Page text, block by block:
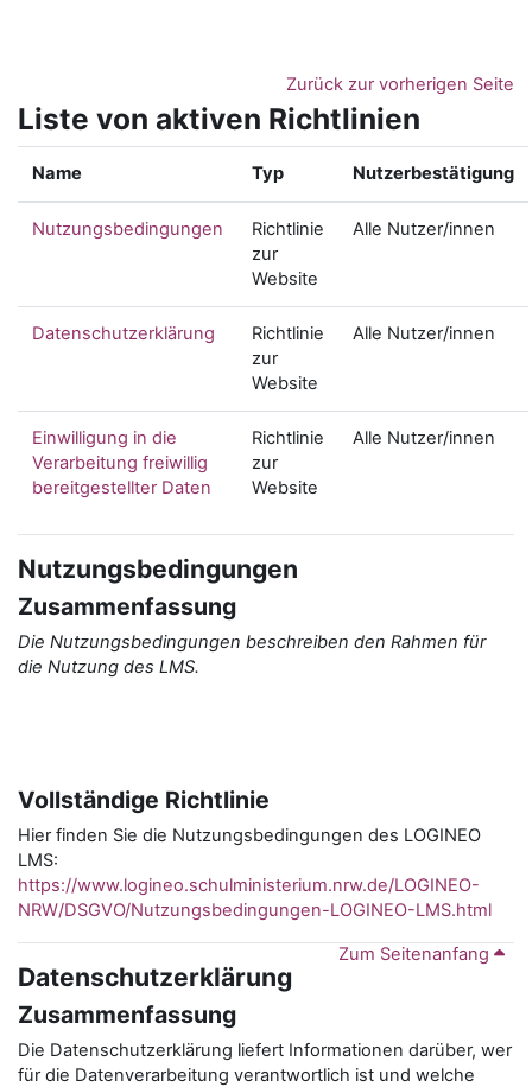
Zurück zur vorherigen Seite
Liste von aktiven Richtlinien
Name Typ Nutzerbestätigung
Nutzungsbedingungen
Richtlinie
zur
Website
Alle Nutzer/innen
Datenschutzerklärung
Richtlinie
zur
Website
Alle Nutzer/innen
Einwilligung in die
Verarbeitung freiwillig
bereitgestellter Daten
Richtlinie
zur
Website
Alle Nutzer/innen
Nutzungsbedingungen
Zusammenfassung
Die Nutzungsbedingungen beschreiben den Rahmen für
die Nutzung des LMS.
Vollständige Richtlinie
Hier finden Sie die Nutzungsbedingungen des LOGINEO
LMS:
https://www.logineo.schulministerium.nrw.de/LOGINEO-
NRW/DSGVO/Nutzungsbedingungen-LOGINEO-LMS.html
Zum Seitenanfang
Datenschutzerklärung
Zusammenfassung
Die Datenschutzerklärung liefert Informationen darüber, wer
für die Datenverarbeitung verantwortlich ist und welche